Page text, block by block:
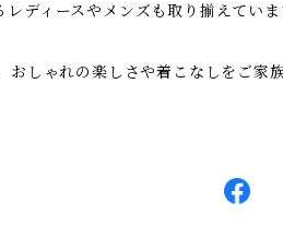
ディースやメンズも取り揃えていま
しゃれの楽しさや着こなしをご家